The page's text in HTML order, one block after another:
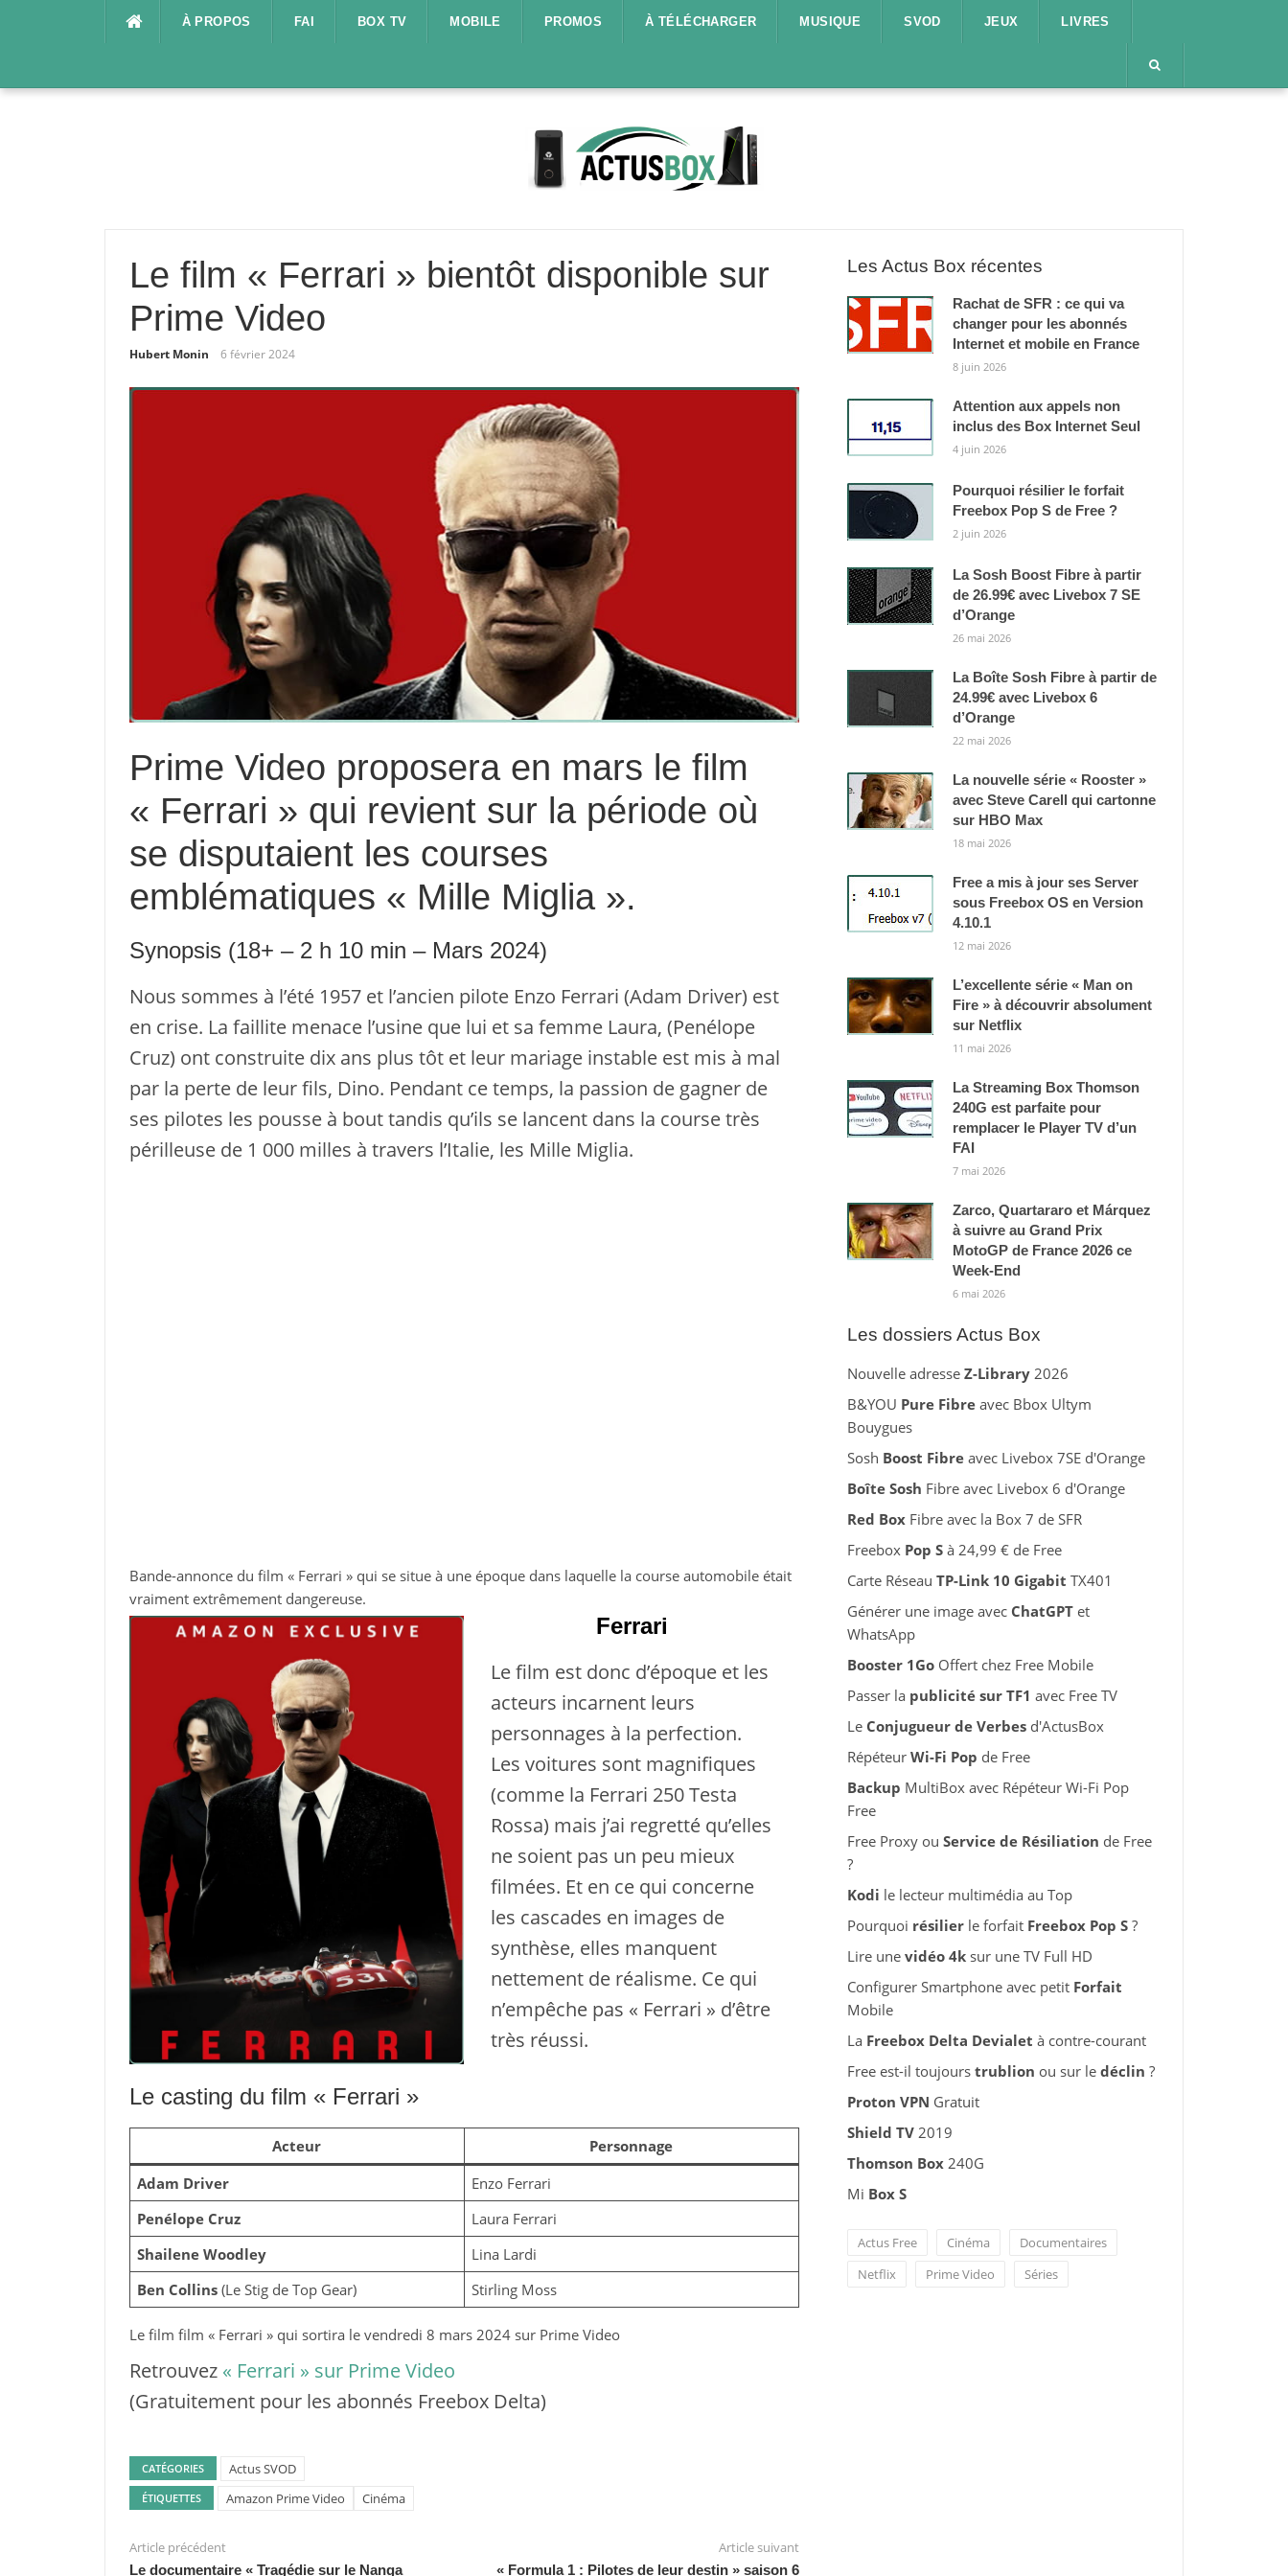
À PROPOS FAI BOX TV MOBILE PROMOS À TÉLÉCHARGER MUSIQUE SVOD JEUX LIVRES
Le film « Ferrari » bientôt disponible sur
Prime Video
Hubert Monin 6 février 2024
Prime Video proposera en mars le film
« Ferrari » qui revient sur la période où
se disputaient les courses
emblématiques « Mille Miglia ».
Synopsis (18+ – 2 h 10 min – Mars 2024)
Nous sommes à l’été 1957 et l’ancien pilote Enzo Ferrari (Adam Driver) est
en crise. La faillite menace l’usine que lui et sa femme Laura, (Penélope
Cruz) ont construite dix ans plus tôt et leur mariage instable est mis à mal
par la perte de leur fils, Dino. Pendant ce temps, la passion de gagner de
ses pilotes les pousse à bout tandis qu’ils se lancent dans la course très
périlleuse de 1 000 milles à travers l’Italie, les Mille Miglia.
Bande-annonce du film « Ferrari » qui se situe à une époque dans laquelle la course automobile était
vraiment extrêmement dangereuse.
Ferrari
Le film est donc d’époque et les
acteurs incarnent leurs
personnages à la perfection.
Les voitures sont magnifiques
(comme la Ferrari 250 Testa
Rossa) mais j’ai regretté qu’elles
ne soient pas un peu mieux
filmées. Et en ce qui concerne
les cascades en images de
synthèse, elles manquent
nettement de réalisme. Ce qui
n’empêche pas « Ferrari » d’être
très réussi.
Le casting du film « Ferrari »
Acteur
Personnage
Adam Driver
Enzo Ferrari
Penélope Cruz
Laura Ferrari
Shailene Woodley
Lina Lardi
Ben Collins (Le Stig de Top Gear) Stirling Moss
Le film film « Ferrari » qui sortira le vendredi 8 mars 2024 sur Prime Video
Retrouvez « Ferrari » sur Prime Video
(Gratuitement pour les abonnés Freebox Delta)
CATÉGORIES Actus SVOD
ÉTIQUETTES Amazon Prime Video Cinéma
Article précédent
Le documentaire « Tragédie sur le Nanga
Article suivant
« Formula 1 : Pilotes de leur destin » saison 6
Les Actus Box récentes
Rachat de SFR : ce qui va
changer pour les abonnés
Internet et mobile en France
8 juin 2026
Attention aux appels non
inclus des Box Internet Seul
4 juin 2026
Pourquoi résilier le forfait
Freebox Pop S de Free ?
2 juin 2026
La Sosh Boost Fibre à partir
de 26.99€ avec Livebox 7 SE
d’Orange
26 mai 2026
La Boîte Sosh Fibre à partir de
24.99€ avec Livebox 6
d’Orange
22 mai 2026
La nouvelle série « Rooster »
avec Steve Carell qui cartonne
sur HBO Max
18 mai 2026
Free a mis à jour ses Server
sous Freebox OS en Version
4.10.1
12 mai 2026
L’excellente série « Man on
Fire » à découvrir absolument
sur Netflix
11 mai 2026
La Streaming Box Thomson
240G est parfaite pour
remplacer le Player TV d’un
FAI
7 mai 2026
Zarco, Quartararo et Márquez
à suivre au Grand Prix
MotoGP de France 2026 ce
Week-End
6 mai 2026
Les dossiers Actus Box
Nouvelle adresse Z-Library2026
B&YOU Pure Fibreavec Bbox Ultym
Bouygues
Sosh Boost Fibreavec Livebox 7SE d'Orange
Boîte Sosh Fibre avec Livebox 6 d'Orange
Red BoxFibre avec la Box 7 de SFR
Freebox Pop Sà 24,99 € de Free
Carte Réseau TP-Link 10 Gigabit TX401
Générer une image avec ChatGPTet
WhatsApp
Booster 1GoOffert chez Free Mobile
Passer la publicité sur TF1 avec Free TV
Le Conjugueur de Verbesd'ActusBox
Répéteur Wi-Fi Pop de Free
Backup MultiBox avec Répéteur Wi-Fi Pop
Free
Free Proxy ou Service de Résiliation de Free
?
Kodi le lecteur multimédia au Top
Pourquoi résilierle forfait Freebox Pop S?
Lire une vidéo 4ksur une TV Full HD
Configurer Smartphone avec petit Forfait
Mobile
La Freebox Delta Devialet à contre-courant
Free est-il toujours trublion ou sur le déclin ?
Proton VPN Gratuit
Shield TV2019
Thomson Box240G
Mi Box S
Actus Free Cinéma
Documentaires
Netflix
Prime Video Séries